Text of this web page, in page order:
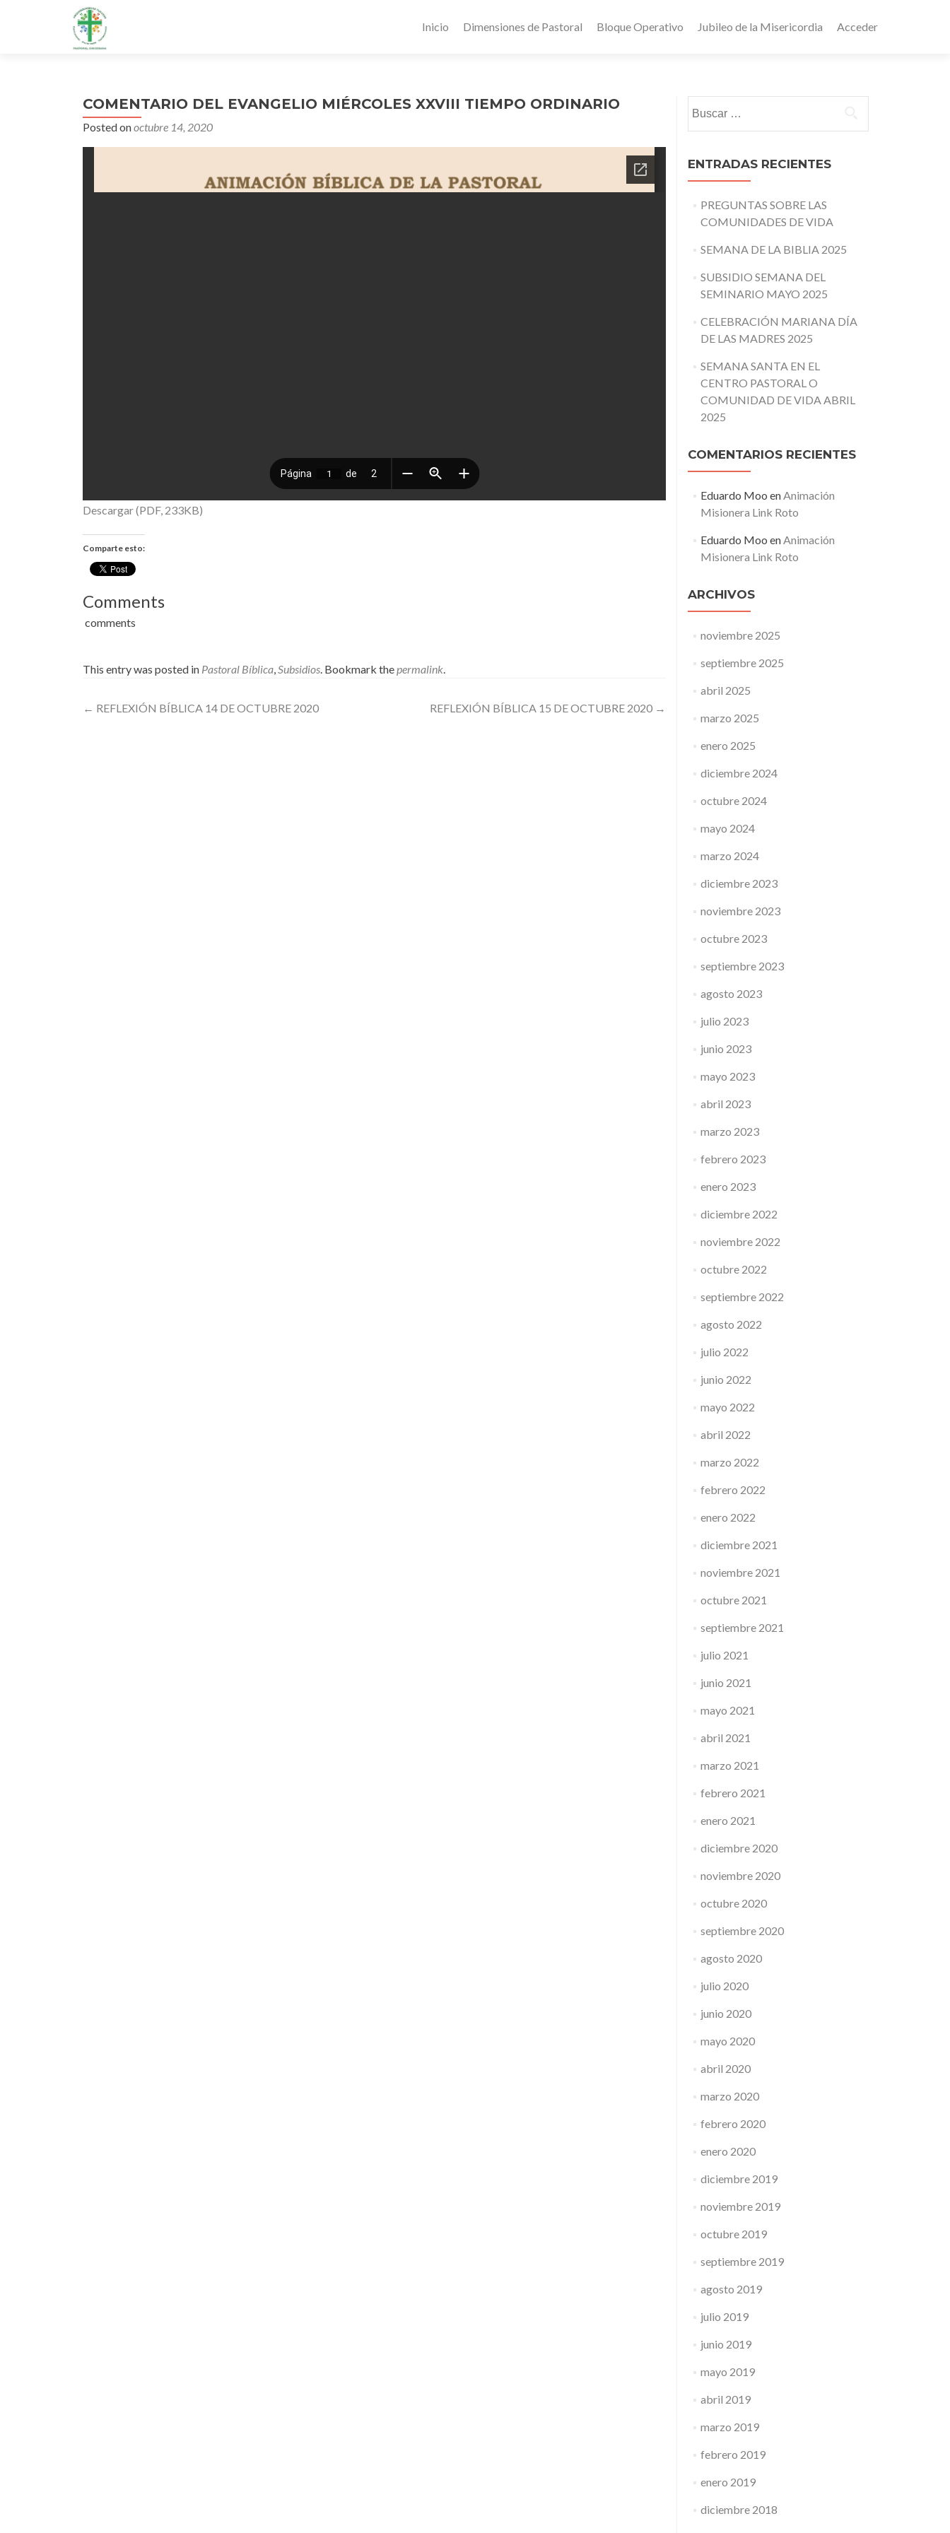
Inicio Dimensiones de Pastoral Bloque Operativo Jubileo de la Misericordia Acceder
COMENTARIO DEL EVANGELIO MIÉRCOLES XXVIII TIEMPO ORDINARIO
Posted onoctubre 14, 2020
Descargar (PDF, 233KB)
Comparte esto:
Comments
comments
This entry was posted in Pastoral Bíblica,Subsidios. Bookmark thepermalink.
Post
← REFLEXIÓN BÍBLICA 14 DE OCTUBRE 2020 REFLEXIÓN BÍBLICA 15 DE OCTUBRE 2020 →
ENTRADAS RECIENTES
PREGUNTAS SOBRE LAS
COMUNIDADES DE VIDA
SEMANA DE LA BIBLIA 2025
SUBSIDIO SEMANA DEL
SEMINARIO MAYO 2025
CELEBRACIÓN MARIANA DÍA
DE LAS MADRES 2025
SEMANA SANTA EN EL
CENTRO PASTORAL O
COMUNIDAD DE VIDA ABRIL
2025
COMENTARIOS RECIENTES
Eduardo Moo enAnimación
Misionera Link Roto
Eduardo Moo enAnimación
Misionera Link Roto
ARCHIVOS
noviembre 2025
septiembre 2025
abril 2025
marzo 2025
enero 2025
diciembre 2024
octubre 2024
mayo 2024
marzo 2024
diciembre 2023
noviembre 2023
octubre 2023
septiembre 2023
agosto 2023
julio 2023
junio 2023
mayo 2023
abril 2023
marzo 2023
febrero 2023
enero 2023
diciembre 2022
noviembre 2022
octubre 2022
septiembre 2022
agosto 2022
julio 2022
junio 2022
mayo 2022
abril 2022
marzo 2022
febrero 2022
enero 2022
diciembre 2021
noviembre 2021
octubre 2021
septiembre 2021
julio 2021
junio 2021
mayo 2021
abril 2021
marzo 2021
febrero 2021
enero 2021
diciembre 2020
noviembre 2020
octubre 2020
septiembre 2020
agosto 2020
julio 2020
junio 2020
mayo 2020
abril 2020
marzo 2020
febrero 2020
enero 2020
diciembre 2019
noviembre 2019
octubre 2019
septiembre 2019
agosto 2019
julio 2019
junio 2019
mayo 2019
abril 2019
marzo 2019
febrero 2019
enero 2019
diciembre 2018